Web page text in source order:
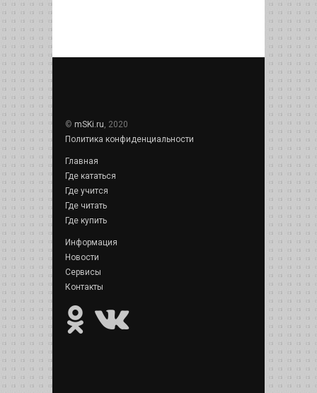
© mSKi.ru, 2020
Политика конфиденциальности
Главная
Где кататься
Где учится
Где читать
Где купить
Информация
Новости
Сервисы
Контакты